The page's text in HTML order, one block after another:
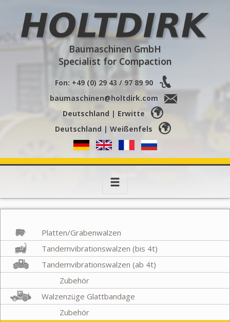
Baumaschinen GmbH
Specialist for Compaction
Fon: +49 (0) 29 43 / 97 89 90
baumaschinen@holtdirk.com
Deutschland | Erwitte
Deutschland | Weißenfels
Toggle
navigation
Platten/Grabenwalzen
Tandemvibrationswalzen (bis 4t)
Tandemvibrationswalzen (ab 4t)
Zubehör
Walzenzüge Glattbandage
Zubehör